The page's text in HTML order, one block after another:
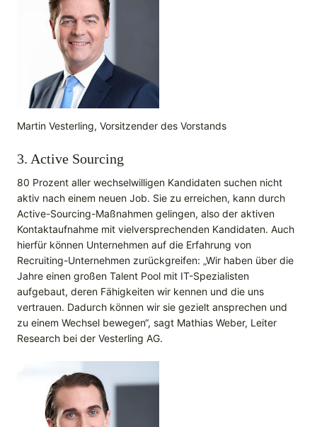
Martin Vesterling, Vorsitzender des Vorstands
3. Active Sourcing
80 Prozent aller wechselwilligen Kandidaten suchen nicht
aktiv nach einem neuen Job. Sie zu erreichen, kann durch
Active-Sourcing-Maßnahmen gelingen, also der aktiven
Kontaktaufnahme mit vielversprechenden Kandidaten. Auch
hierfür können Unternehmen auf die Erfahrung von
Recruiting-Unternehmen zurückgreifen: „Wir haben über die
Jahre einen großen Talent Pool mit IT-Spezialisten
aufgebaut, deren Fähigkeiten wir kennen und die uns
vertrauen. Dadurch können wir sie gezielt ansprechen und
zu einem Wechsel bewegen“, sagt Mathias Weber, Leiter
Research bei der Vesterling AG.